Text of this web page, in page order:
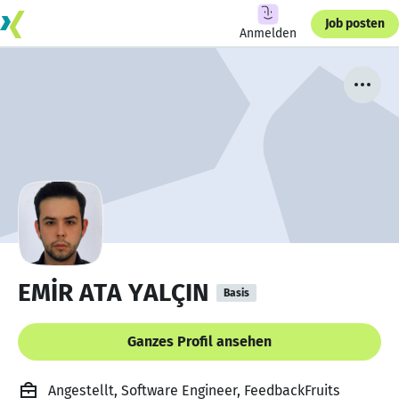
Anmelden
Job posten
EMİR ATA YALÇIN Basis
Ganzes Profil ansehen
Angestellt, Software Engineer, FeedbackFruits